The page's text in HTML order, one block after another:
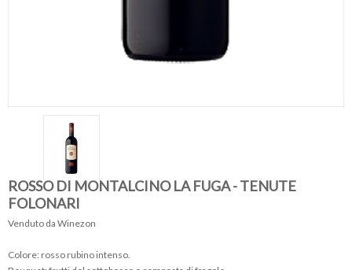
ROSSO DI MONTALCINO LA FUGA - TENUTE
FOLONARI
Venduto da Winezon
Colore: rosso rubino intenso.